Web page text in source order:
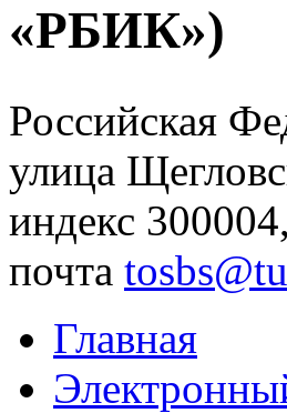
«РБИК»)
Российская
улица
индекс
почта
Главная